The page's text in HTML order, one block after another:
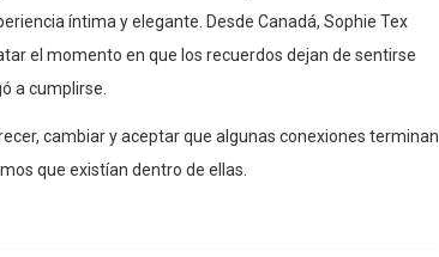
íntima y elegante. Desde Canadá, Sophie Tex
el momento en que los recuerdos dejan de sentirse
a cumplirse.
cambiar y aceptar que algunas conexiones terminan
que existían dentro de ellas.